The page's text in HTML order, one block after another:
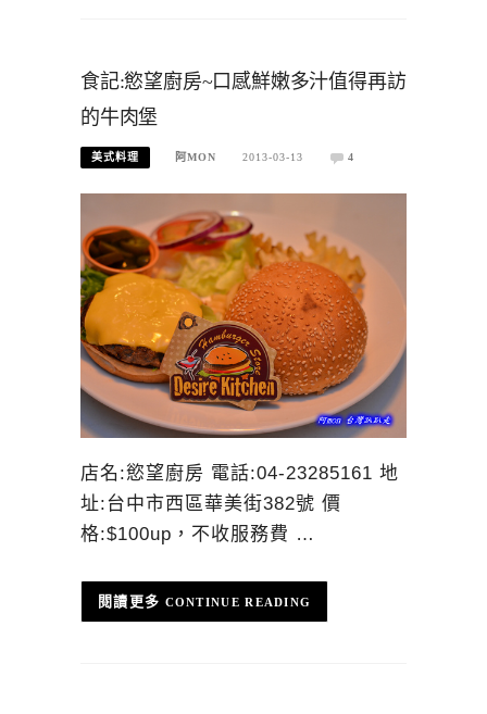
食記:慾望廚房~口感鮮嫩多汁值得再訪
的牛肉堡
美式料理 阿MON 2013-03-13 4
店名:慾望廚房 電話:04-23285161 地
址:台中市西區華美街382號 價
格:$100up，不收服務費 …
CONTINUE READING